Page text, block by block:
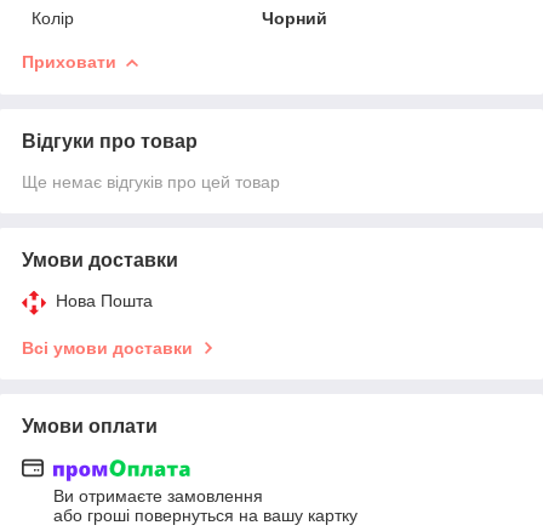
Колір
Чорний
Приховати
Відгуки про товар
Ще немає відгуків про цей товар
Умови доставки
Нова Пошта
Всі умови доставки
Умови оплати
Ви отримаєте замовлення
або гроші повернуться на вашу картку